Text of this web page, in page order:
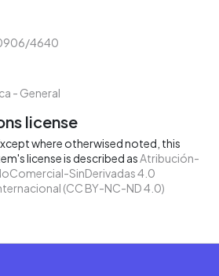
4640
- General
license
where otherwised noted, this
license is described asAtribución-
SinDerivadas 4.0
(CC BY-NC-ND 4.0)